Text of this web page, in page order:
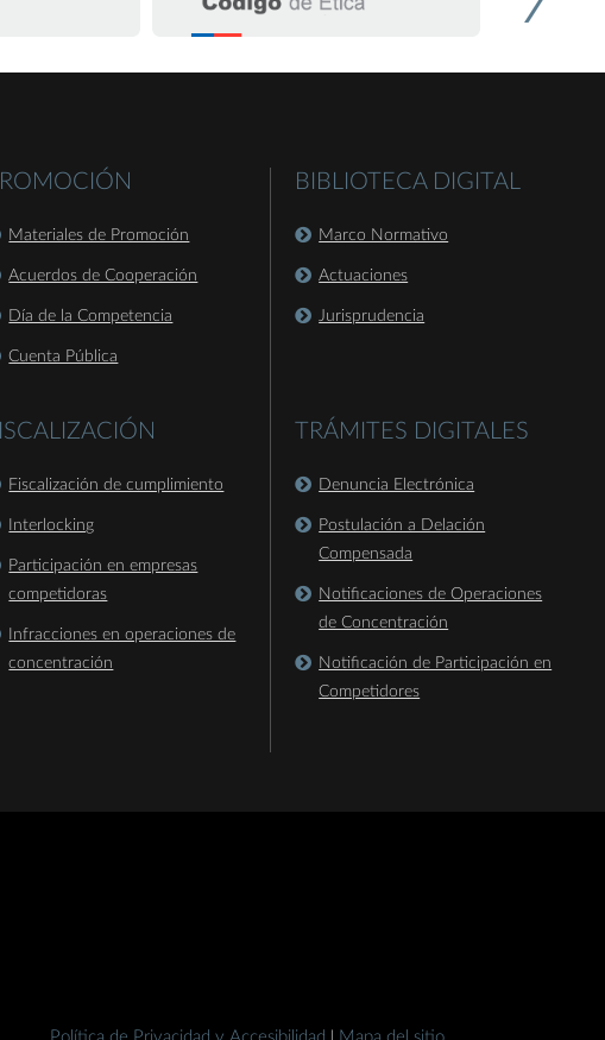
Materiales de Promoción
Acuerdos de Cooperación
Día de la Competencia
Cuenta Pública
Fiscalización de cumplimiento
Interlocking
Participación en empresas
competidoras
Infracciones en operaciones de
concentración
BIBLIOTECA DIGITAL
Marco Normativo
Actuaciones
Jurisprudencia
TRÁMITES DIGITALES
Denuncia Electrónica
Postulación a Delación
Compensada
Notificaciones de Operaciones
de Concentración
Notificación de Participación en
Competidores